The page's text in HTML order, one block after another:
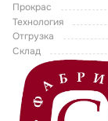
Прокрас
Технология
Отгрузка
Склад